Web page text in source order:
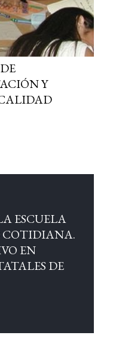
Y
ESCUELA
COTIDIANA.
EN
DE